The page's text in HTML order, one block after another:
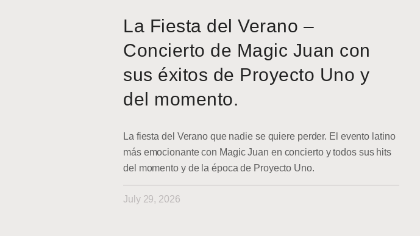
La Fiesta del Verano –
Concierto de Magic Juan con
sus éxitos de Proyecto Uno y
del momento.
La fiesta del Verano que nadie se quiere perder. El evento latino
más emocionante con Magic Juan en concierto y todos sus hits
del momento y de la época de Proyecto Uno.
July 29, 2026